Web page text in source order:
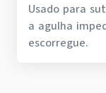
Usado para
a agulha
escorregue.